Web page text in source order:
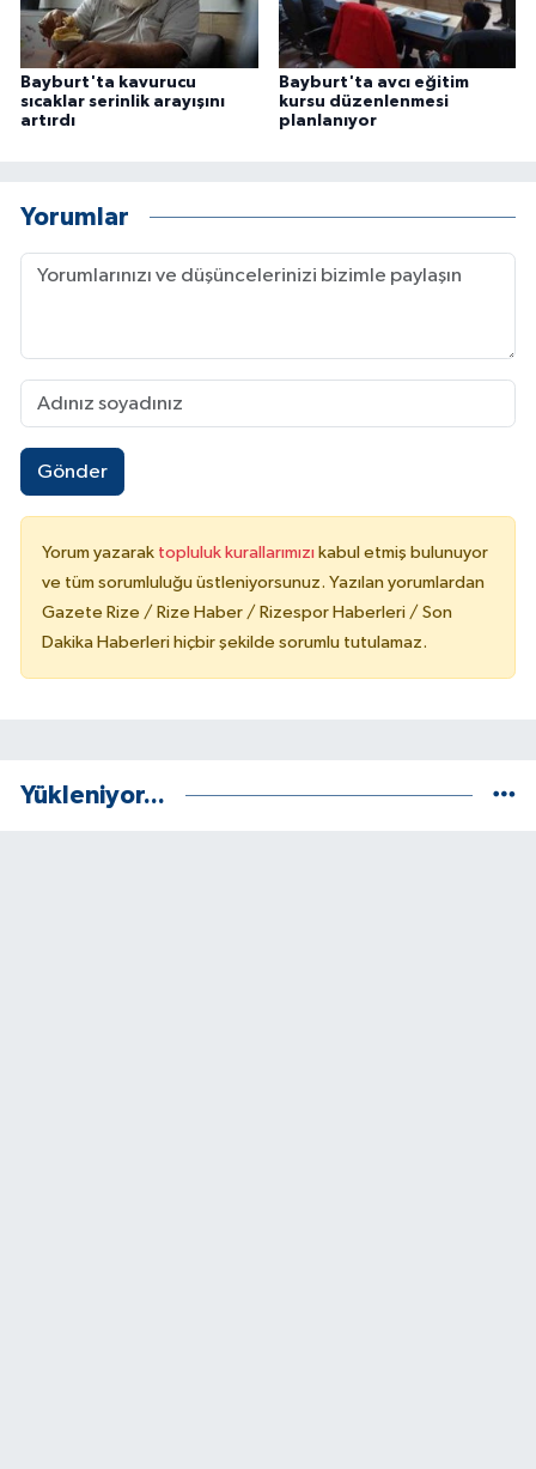
Bayburt'ta kavurucu
sıcaklar serinlik arayışını
artırdı
Bayburt'ta avcı eğitim
kursu düzenlenmesi
planlanıyor
Yorumlar
Gönder
Yorum yazarak topluluk kurallarımızı kabul etmiş bulunuyor
ve tüm sorumluluğu üstleniyorsunuz. Yazılan yorumlardan
Gazete Rize / Rize Haber / Rizespor Haberleri / Son
Dakika Haberleri hiçbir şekilde sorumlu tutulamaz.
Yükleniyor...